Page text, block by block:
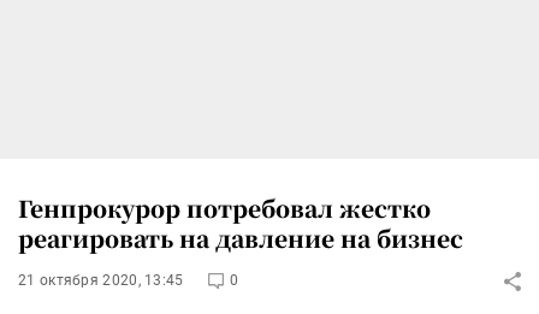
Генпрокурор потребовал жестко
реагировать на давление на бизнес
21 октября 2020, 13:45 0